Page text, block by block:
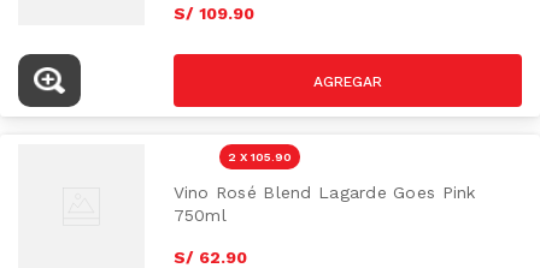
S/ 109.90
2 X 105.90
Vino Rosé Blend Lagarde Goes Pink
750ml
S/ 62.90